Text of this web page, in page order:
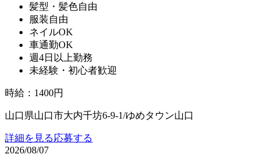
髪型・髪色自由
服装自由
ネイルOK
車通勤OK
週4日以上勤務
未経験・初心者歓迎
時給 ： 1400円
山口県山口市大内千坊6-9-1/ゆめタウン山口
詳細を見る応募する
2026/08/07